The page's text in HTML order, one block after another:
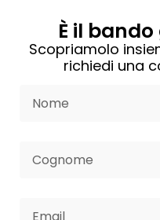
È il
Scopriamolo
richiedi una